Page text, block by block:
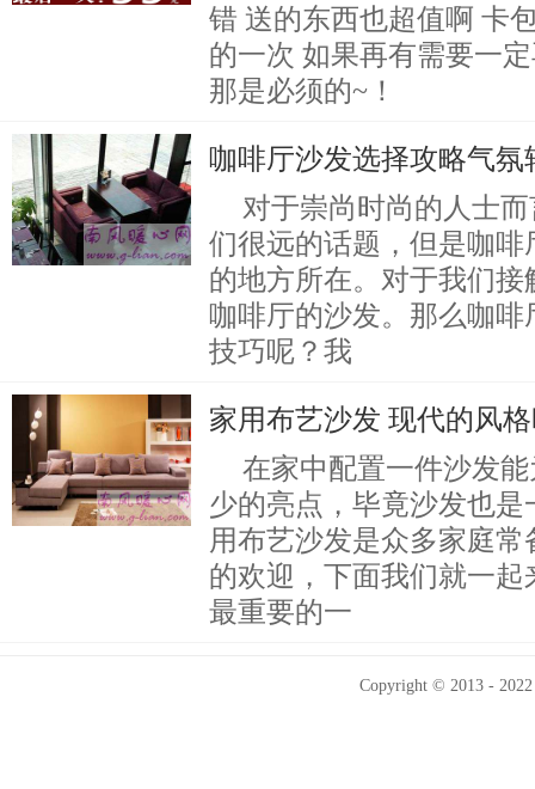
错 送的东西也超值啊 卡
的一次 如果再有需要一
那是必须的~！
咖啡厅沙发选择攻略气氛
对于崇尚时尚的人士
们很远的话题，但是咖
的地方所在。对于我们
咖啡厅的沙发。那么咖
技巧呢？我
家用布艺沙发 现代的风
在家中配置一件沙发
少的亮点，毕竟沙发也
用布艺沙发是众多家庭
的欢迎，下面我们就一
最重要的一
Copyright © 2013 -